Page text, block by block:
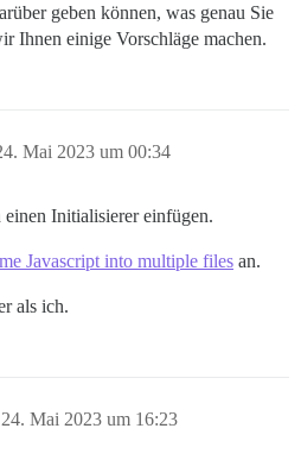
geben können, was genau Sie
Ihnen einige Vorschläge machen.
Mai 2023 um 00:34
Initialisierer einfügen.
Javascript into multiple files an.
als ich.
24. Mai 2023 um 16:23